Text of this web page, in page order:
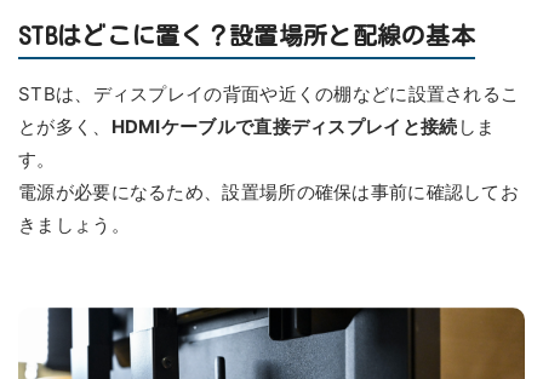
STBはどこに置く？設置場所と配線の基本
STBは、ディスプレイの背面や近くの棚などに設置されるこ
とが多く、 HDMIケーブルで直接ディスプレイと接続 しま
す。
電源が必要になるため、設置場所の確保は事前に確認してお
きましょう。